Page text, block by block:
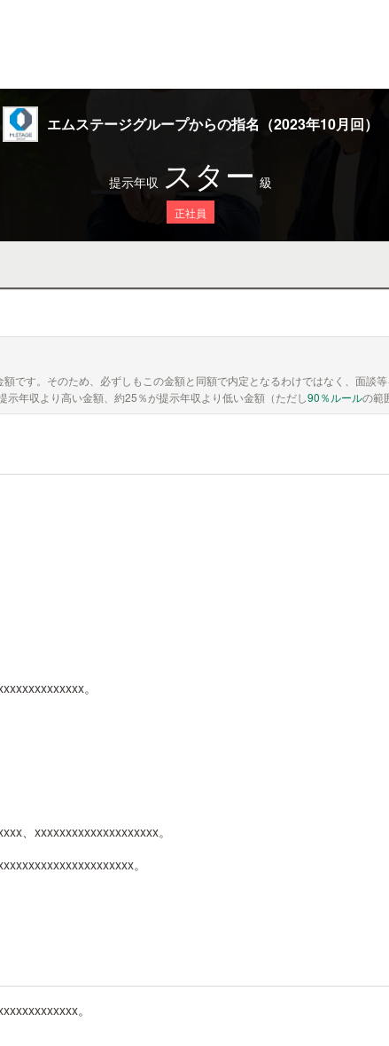
エムステージグループからの指名（2023年10月回）
提示年収 スター 級
正社員
です。そのため、必ずしもこの金額と同額で内定となるわけではなく、面談等
年収より高い金額、約25％が提示年収より低い金額（ただし90％ルールの範
。
、xxxxxxxxxxxxxxxxxxxx。
。
。